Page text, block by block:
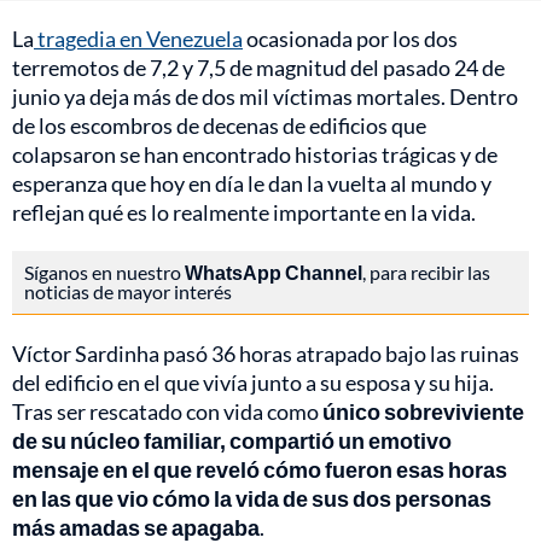
Latragedia en Venezuelaocasionada por los dos
terremotos de 7,2 y 7,5 de magnitud del pasado 24 de
junio ya deja más de dos mil víctimas mortales. Dentro
de los escombros de decenas de edificios que
colapsaron se han encontrado historias trágicas y de
esperanza que hoy en día le dan la vuelta al mundo y
reflejan qué es lo realmente importante en la vida.
Síganos en nuestroWhatsApp Channel, para recibir las
noticias de mayor interés
Víctor Sardinha pasó 36 horas atrapado bajo las ruinas
del edificio en el que vivía junto a su esposa y su hija.
Tras ser rescatado con vida comoúnico sobreviviente
de su núcleo familiar, compartió un emotivo
mensaje en el que reveló cómo fueron esas horas
en las que vio cómo la vida de sus dos personas
más amadas se apagaba.